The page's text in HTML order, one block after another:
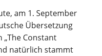
am 1. September
Übersetzung
„The Constant
natürlich stammt